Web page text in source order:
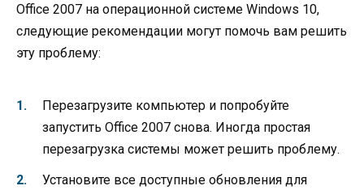
Office 2007 на операционной системе Windows 10,
следующие рекомендации могут помочь вам решить
эту проблему:
Перезагрузите компьютер и попробуйте
запустить Office 2007 снова. Иногда простая
перезагрузка системы может решить проблему.
Установите все доступные обновления для